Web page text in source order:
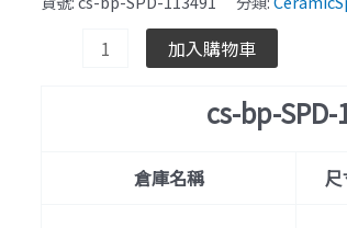
加入購物車
cs-bp-
倉庫名稱